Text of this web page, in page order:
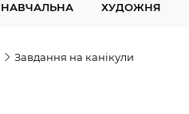
НАВЧАЛЬНА ХУДОЖНЯ
Завдання на канікули